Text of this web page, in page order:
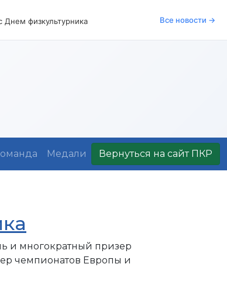
Днем физкультурника Все новости →
Медали Вернуться на сайт ПКР
и многократный призер
чемпионатов Европы и